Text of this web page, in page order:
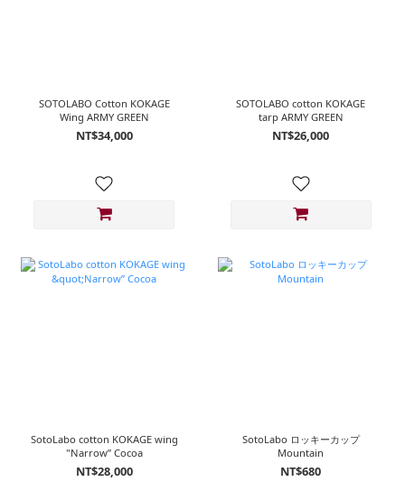
SOTOLABO Cotton KOKAGE
Wing ARMY GREEN
NT$34,000
SOTOLABO cotton KOKAGE
tarp ARMY GREEN
NT$26,000
SotoLabo cotton KOKAGE wing
"Narrow” Cocoa
NT$28,000
SotoLabo ロッキーカップ
Mountain
NT$680